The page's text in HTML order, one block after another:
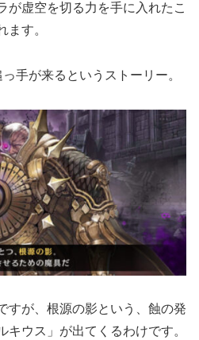
が虚空を切る力を手に入れたこ
ます。
手が来るというストーリー。
すが、根源の影という、蝕の発
ウス」が出てくるわけです。